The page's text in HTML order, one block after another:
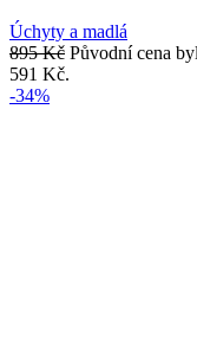
Úchyty a madlá
895Kč Původní cena
591 Kč.
-34%